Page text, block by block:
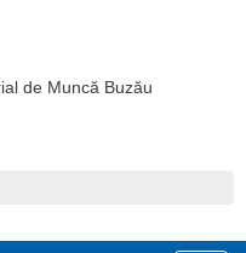
de Muncă Buzău